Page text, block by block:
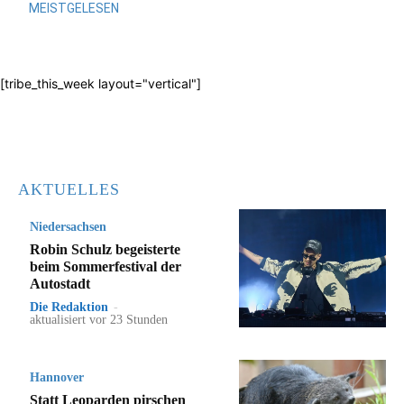
MEISTGELESEN
[tribe_this_week layout="vertical"]
AKTUELLES
Niedersachsen
Robin Schulz begeisterte
beim Sommerfestival der
Autostadt
Die Redaktion -
aktualisiert vor 23 Stunden
Hannover
Statt Leoparden pirschen